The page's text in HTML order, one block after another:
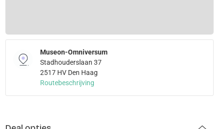
Museon-Omniversum
Stadhouderslaan 37
2517 HV Den Haag
Routebeschrijving